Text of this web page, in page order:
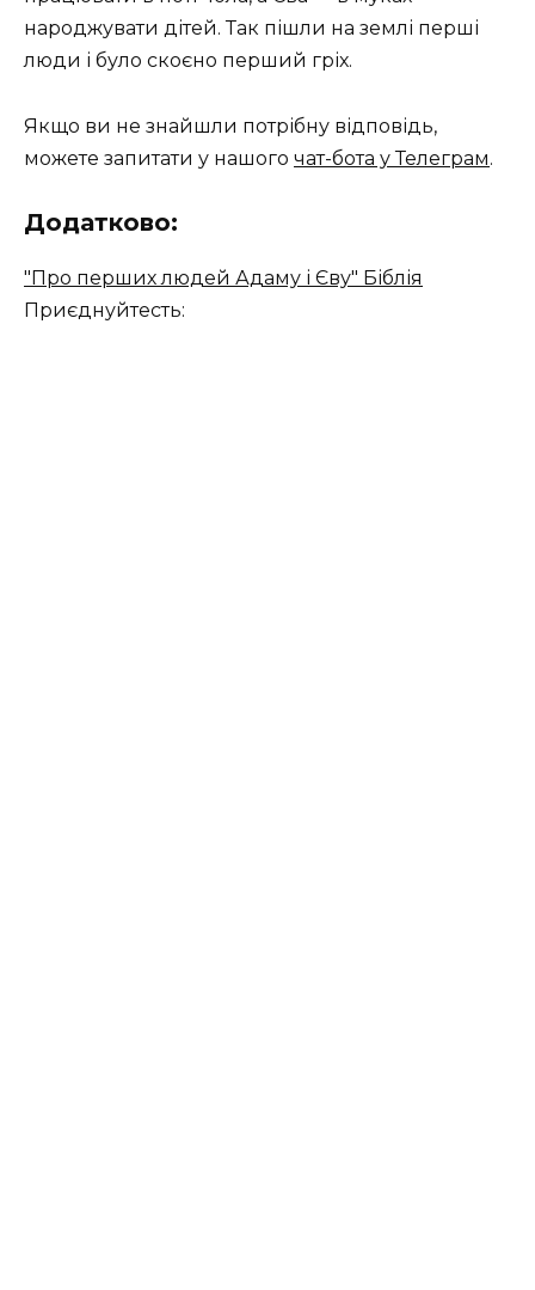
народжувати дітей. Так пішли на землі перші
люди і було скоєно перший гріх.
Якщо ви не знайшли потрібну відповідь,
можете запитати у нашого чат-бота у Телеграм.
Додатково:
"Про перших людей Адаму і Єву" Біблія
Приєднуйтесть: